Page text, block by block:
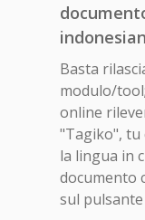
Basta
modulo/
online
"Tagiko", tu
la lingua in
documento
sul